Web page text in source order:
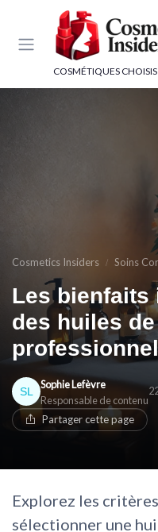
COSMÉTIQUES
Cosmetics Insiders Soins
Les bienfaits
des huiles
Sophie Lefèvre
Responsable de contenu
Partager cette page
Explorez les
sélectionner une
Panneau de gestion des